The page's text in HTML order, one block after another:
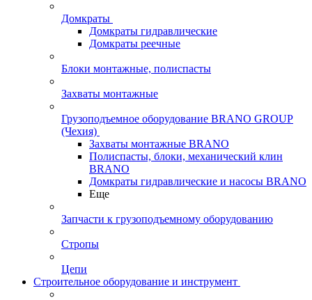
Домкраты
Домкраты гидравлические
Домкраты реечные
Блоки монтажные, полиспасты
Захваты монтажные
Грузоподъемное оборудование BRANO GROUP
(Чехия)
Захваты монтажные BRANO
Полиспасты, блоки, механический клин
BRANO
Домкраты гидравлические и насосы BRANO
Еще
Запчасти к грузоподъемному оборудованию
Стропы
Цепи
Строительное оборудование и инструмент